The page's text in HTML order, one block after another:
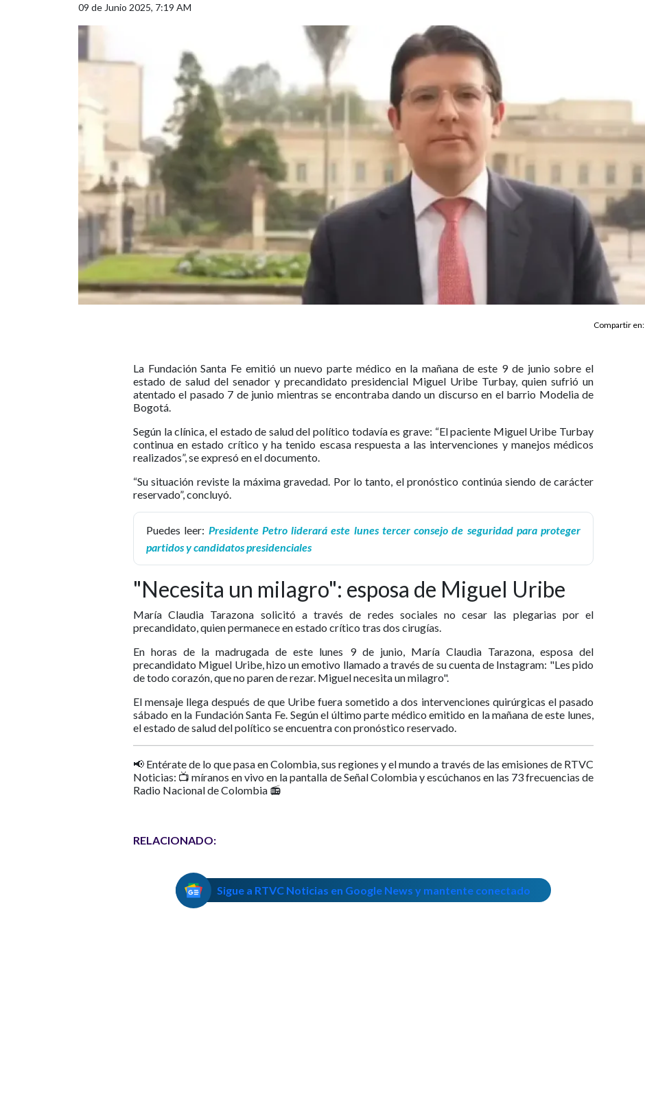
09 de Junio 2025, 7:19 AM
Compartir en:
La Fundación Santa Fe emitió un nuevo parte médico en la mañana de este 9 de junio sobre el
estado de salud del senador y precandidato presidencial Miguel Uribe Turbay, quien sufrió un
atentado el pasado 7 de junio mientras se encontraba dando un discurso en el barrio Modelia de
Bogotá.
Según la clínica, el estado de salud del político todavía es grave: “El paciente Miguel Uribe Turbay
continua en estado crítico y ha tenido escasa respuesta a las intervenciones y manejos médicos
realizados”, se expresó en el documento.
“Su situación reviste la máxima gravedad. Por lo tanto, el pronóstico continúa siendo de carácter
reservado”, concluyó.
Puedes leer: Presidente Petro liderará este lunes tercer consejo de seguridad para proteger
partidos y candidatos presidenciales
"Necesita un milagro": esposa de Miguel Uribe
María Claudia Tarazona solicitó a través de redes sociales no cesar las plegarias por el
precandidato, quien permanece en estado crítico tras dos cirugías.
En horas de la madrugada de este lunes 9 de junio, María Claudia Tarazona, esposa del
precandidato Miguel Uribe, hizo un emotivo llamado a través de su cuenta de Instagram: "Les pido
de todo corazón, que no paren de rezar. Miguel necesita un milagro".
El mensaje llega después de que Uribe fuera sometido a dos intervenciones quirúrgicas el pasado
sábado en la Fundación Santa Fe. Según el último parte médico emitido en la mañana de este lunes,
el estado de salud del político se encuentra con pronóstico reservado.
📢 Entérate de lo que pasa en Colombia, sus regiones y el mundo a través de las emisiones de RTVC
Noticias: 📺 míranos en vivo en la pantalla de Señal Colombia y escúchanos en las 73 frecuencias de
Radio Nacional de Colombia 📻
RELACIONADO:
Sigue a RTVC Noticias en Google News y mantente conectado